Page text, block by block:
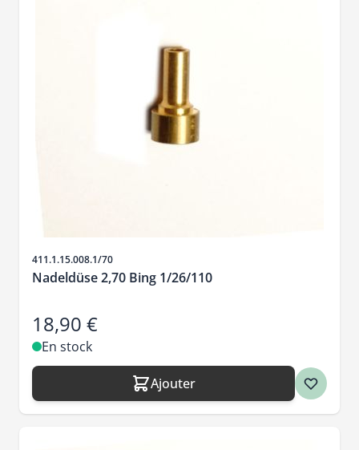
SKU
411.1.15.008.1/70
Nadeldüse 2,70 Bing 1/26/110
18,90 €
En stock
Ajouter